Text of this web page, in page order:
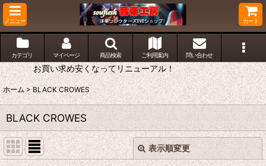
メニュー カート
カテゴリ マイページ 商品検索 ご利用案内 問い合わせ
お買い求め安くなってリニューアル！
ホーム > BLACK CROWES
BLACK CROWES
表示順変更 閉じる